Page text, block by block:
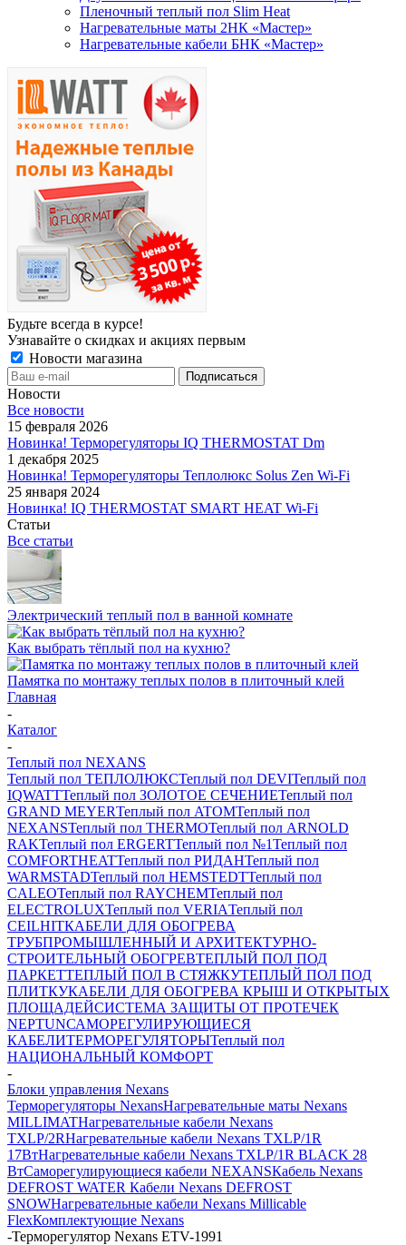
Пленочный теплый пол Slim Heat
Нагревательные маты 2НК «Мастер»
Нагревательные кабели БНК «Мастер»
Будьте всегда в курсе!
Узнавайте о скидках и акциях первым
Новости магазина
Новости
Все новости
15 февраля 2026
Новинка! Терморегуляторы IQ THERMOSTAT Dm
1 декабря 2025
Новинка! Терморегуляторы Теплолюкс Solus Zen Wi-Fi
25 января 2024
Новинка! IQ THERMOSTAT SMART HEAT Wi-Fi
Статьи
Все статьи
Электрический теплый пол в ванной комнате
Как выбрать тёплый пол на кухню?
Памятка по монтажу теплых полов в плиточный клей
Главная
-
Каталог
-
Теплый пол NEXANS
Теплый пол ТЕПЛОЛЮКСТеплый пол DEVIТеплый пол
IQWATTТеплый пол ЗОЛОТОЕ СЕЧЕНИЕТеплый пол
GRAND MEYERТеплый пол ATOMТеплый пол
NEXANSТеплый пол THERMOТеплый пол ARNOLD
RAKТеплый пол ERGERTТеплый пол №1Теплый пол
COMFORTHEATТеплый пол РИДАНТеплый пол
WARMSTADТеплый пол HEMSTEDTТеплый пол
CALEOТеплый пол RAYCHEMТеплый пол
ELECTROLUXТеплый пол VERIAТеплый пол
CEILHITКАБЕЛИ ДЛЯ ОБОГРЕВА
ТРУБПРОМЫШЛЕННЫЙ И АРХИТЕКТУРНО-
СТРОИТЕЛЬНЫЙ ОБОГРЕВТЕПЛЫЙ ПОЛ ПОД
ПАРКЕТТЕПЛЫЙ ПОЛ В СТЯЖКУТЕПЛЫЙ ПОЛ ПОД
ПЛИТКУКАБЕЛИ ДЛЯ ОБОГРЕВА КРЫШ И ОТКРЫТЫХ
ПЛОЩАДЕЙСИСТЕМА ЗАЩИТЫ ОТ ПРОТЕЧЕК
NEPTUNСАМОРЕГУЛИРУЮЩИЕСЯ
КАБЕЛИТЕРМОРЕГУЛЯТОРЫТеплый пол
НАЦИОНАЛЬНЫЙ КОМФОРТ
-
Блоки управления Nexans
Терморегуляторы NexansНагревательные маты Nexans
MILLIMATНагревательные кабели Nexans
TXLP/2RНагревательные кабели Nexans TXLP/1R
17ВтНагревательные кабели Nexans TXLP/1R BLACK 28
ВтСаморегулирующиеся кабели NEXANSКабель Nexans
DEFROST WATER Кабели Nexans DEFROST
SNOWНагревательные кабели Nexans Millicable
FlexКомплектующие Nexans
-Терморегулятор Nexans ETV-1991